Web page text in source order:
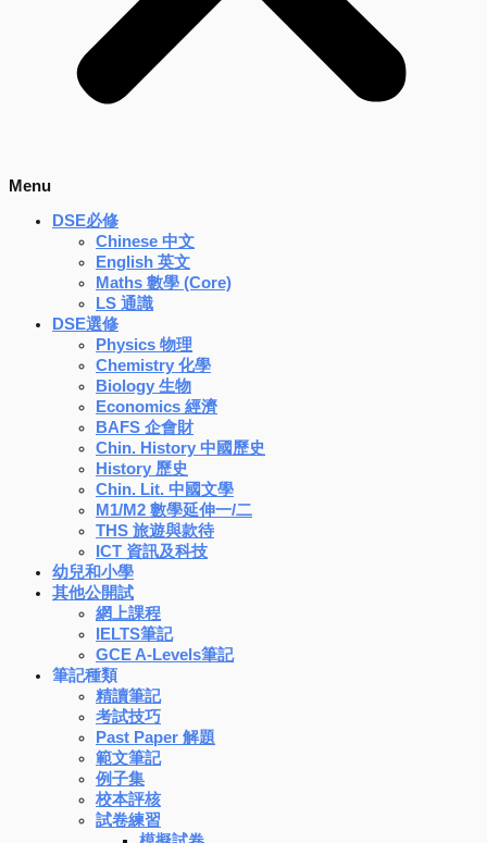
Menu
DSE必修
Chinese 中文
English 英文
Maths 數學 (Core)
LS 通識
DSE選修
Physics 物理
Chemistry 化學
Biology 生物
Economics 經濟
BAFS 企會財
Chin. History 中國歷史
History 歷史
Chin. Lit. 中國文學
M1/M2 數學延伸一/二
THS 旅遊與款待
ICT 資訊及科技
幼兒和小學
其他公開試
網上課程
IELTS筆記
GCE A-Levels筆記
筆記種類
精讀筆記
考試技巧
Past Paper 解題
範文筆記
例子集
校本評核
試卷練習